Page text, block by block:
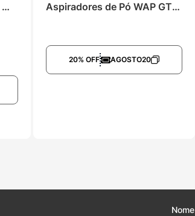
Aspiradores de Pó WAP GTW
20% OFF AGOSTO20
Nome